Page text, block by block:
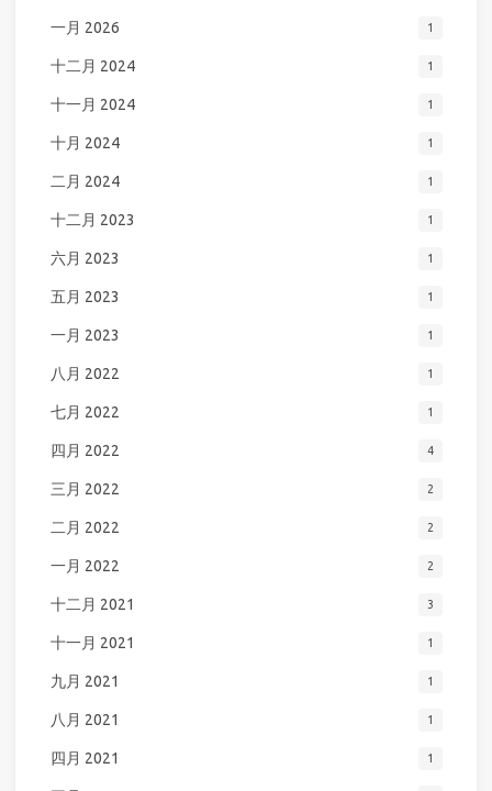
一月 2026 1
十二月 2024 1
十一月 2024 1
十月 2024 1
二月 2024 1
十二月 2023 1
六月 2023 1
五月 2023 1
一月 2023 1
八月 2022 1
七月 2022 1
四月 2022 4
三月 2022 2
二月 2022 2
一月 2022 2
十二月 2021 3
十一月 2021 1
九月 2021 1
八月 2021 1
四月 2021 1